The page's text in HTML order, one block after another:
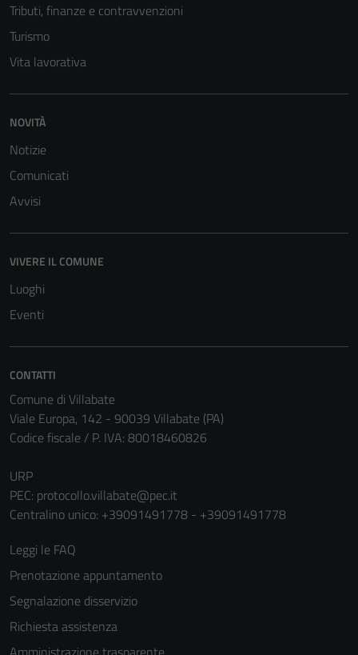
Tributi, finanze e contravvenzioni
Turismo
Vita lavorativa
NOVITÀ
Notizie
Comunicati
Avvisi
VIVERE IL COMUNE
Luoghi
Eventi
CONTATTI
Comune di Villabate
Viale Europa, 142 - 90039 Villabate (PA)
Codice fiscale / P. IVA: 80018460826
URP
PEC: protocollo.villabate@pec.it
Centralino unico: +39091491778 - +39091491778
Leggi le FAQ
Prenotazione appuntamento
Segnalazione disservizio
Richiesta assistenza